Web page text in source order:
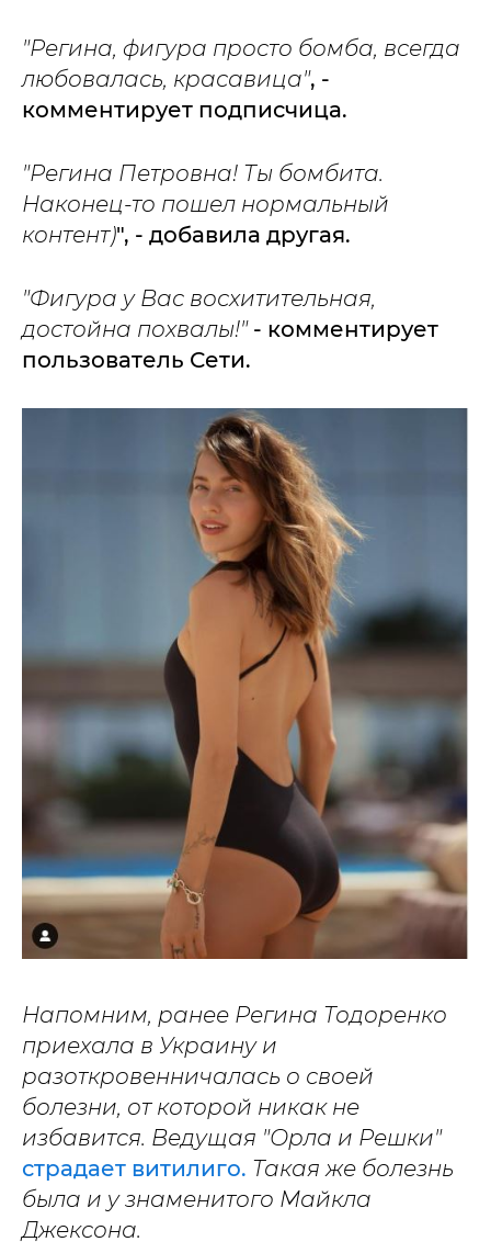
"Регина, фигура просто бомба, всегда
любовалась, красавица", -
комментирует подписчица.
"Регина Петровна! Ты бомбита.
Наконец-то пошел нормальный
контент)", - добавила другая.
"Фигура у Вас восхитительная,
достойна похвалы!" - комментирует
пользователь Сети.
Напомним, ранее Регина Тодоренко
приехала в Украину и
разоткровенничалась о своей
болезни, от которой никак не
избавится. Ведущая "Орла и Решки"
страдает витилиго. Такая же болезнь
была и у знаменитого Майкла
Джексона.